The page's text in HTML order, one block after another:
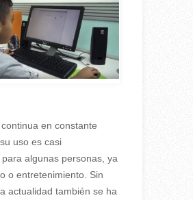
en constante
uso es casi
algunas personas, ya
o entretenimiento. Sin
actualidad también se ha